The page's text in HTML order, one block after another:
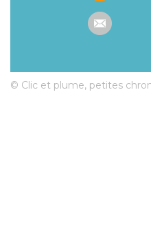
© Clic et plume, petites